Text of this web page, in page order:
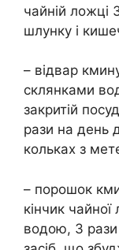
чайній ложці
шлунку і
– відвар
склянками
закритій
рази на день
кольках з
– порошок
кінчик
водою, 3 рази